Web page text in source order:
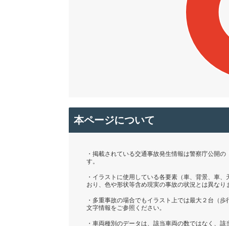
本ページについて
・掲載されている交通事故発生情報は警察庁公開
す。
・イラストに使用している各要素（車、背景、車
おり、色や形状等含め現実の事故の状況とは異な
・多重事故の場合でもイラスト上では最大２台（
文字情報をご参照ください。
・車両種別のデータは、該当車両の数ではなく、